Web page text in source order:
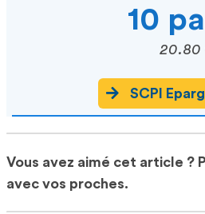
10
20.80
SCPI
Vous avez aimé cet article ?
avec vos proches.